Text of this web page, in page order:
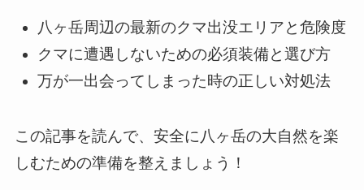
八ヶ岳周辺の最新のクマ出没エリアと危険度
クマに遭遇しないための必須装備と選び方
万が一出会ってしまった時の正しい対処法
この記事を読んで、安全に八ヶ岳の大自然を楽
しむための準備を整えましょう！